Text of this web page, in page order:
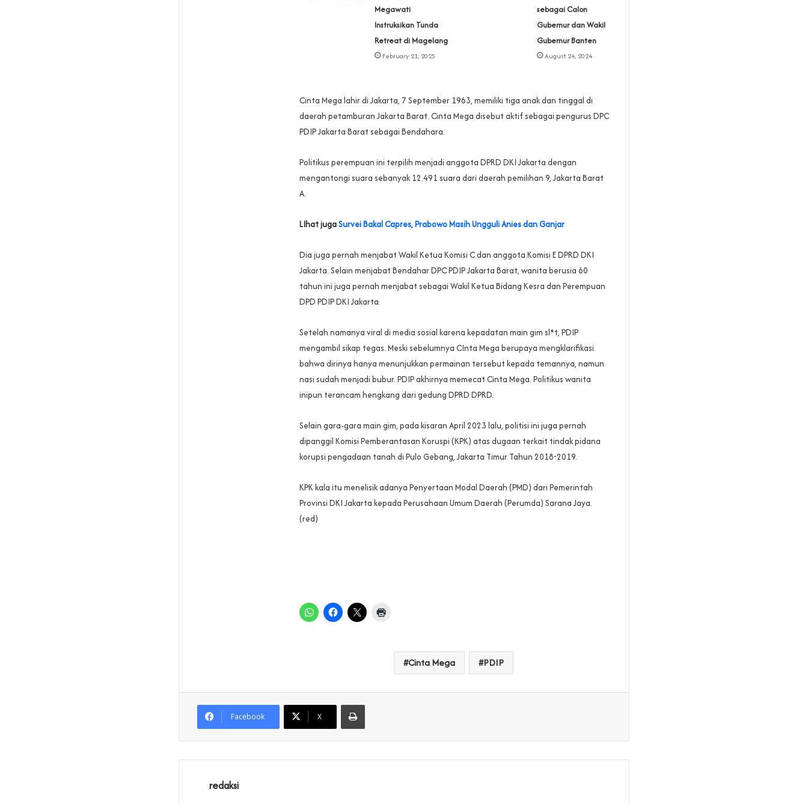
Megawati
Instruksikan Tunda
Retreat di Magelang
February 21, 2025
sebagai Calon
Gubernur dan Wakil
Gubernur Banten
August 24, 2024
Cinta Mega lahir di Jakarta, 7 September 1963, memiliki tiga anak dan tinggal di
daerah petamburan Jakarta Barat. Cinta Mega disebut aktif sebagai pengurus DPC
PDIP Jakarta Barat sebagai Bendahara.
Politikus perempuan ini terpilih menjadi anggota DPRD DKI Jakarta dengan
mengantongi suara sebanyak 12.491 suara dari daerah pemilihan 9, Jakarta Barat
A.
LIhat jugaSurvei Bakal Capres, Prabowo Masih Ungguli Anies dan Ganjar
Dia juga pernah menjabat Wakil Ketua Komisi C dan anggota Komisi E DPRD DKI
Jakarta. Selain menjabat Bendahar DPC PDIP Jakarta Barat, wanita berusia 60
tahun ini juga pernah menjabat sebagai Wakil Ketua Bidang Kesra dan Perempuan
DPD PDIP DKI Jakarta.
Setelah namanya viral di media sosial karena kepadatan main gim sl*t, PDIP
mengambil sikap tegas. Meski sebelumnya CInta Mega berupaya mengklarifikasi
bahwa dirinya hanya menunjukkan permainan tersebut kepada temannya, namun
nasi sudah menjadi bubur. PDIP akhirnya memecat Cinta Mega. Politikus wanita
inipun terancam hengkang dari gedung DPRD DPRD.
Selain gara-gara main gim, pada kisaran April 2023 lalu, politisi ini juga pernah
dipanggil Komisi Pemberantasan Koruspi (KPK) atas dugaan terkait tindak pidana
korupsi pengadaan tanah di Pulo Gebang, Jakarta Timur Tahun 2018-2019.
KPK kala itu menelisik adanya Penyertaan Modal Daerah (PMD) dari Pemerintah
Provinsi DKI Jakarta kepada Perusahaan Umum Daerah (Perumda) Sarana Jaya.
(red)
Cinta Mega PDIP
Facebook X
Print
redaksi